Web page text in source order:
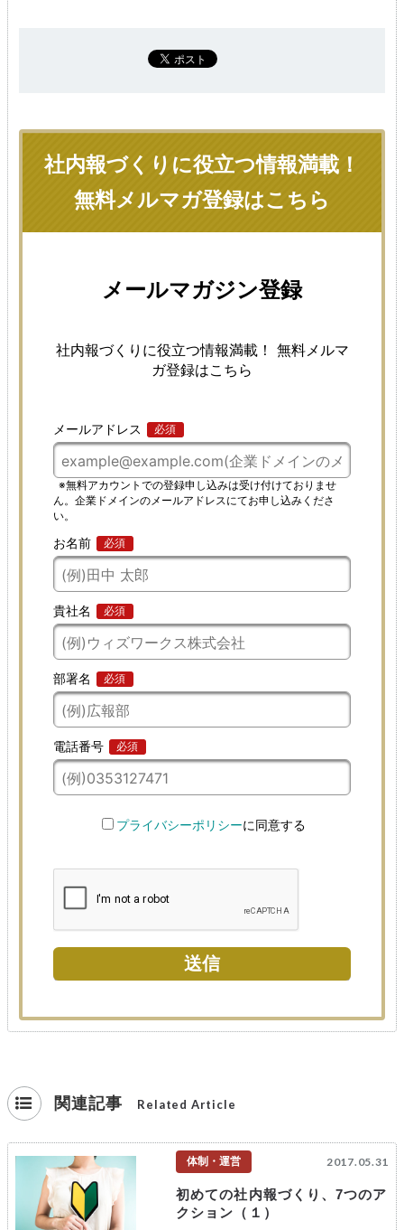
社内報づくりに役立つ情報満載！
無料メルマガ登録はこちら
関連記事 Related Article
体制・運営 2017.05.31
初めての社内報づくり、7つのア
クション（１）